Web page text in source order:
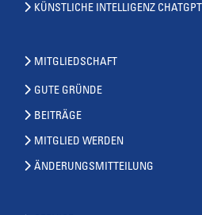
KÜNSTLICHE INTELLIGENZ CHATGPT
MITGLIEDSCHAFT
GUTE GRÜNDE
BEITRÄGE
MITGLIED WERDEN
ÄNDERUNGSMITTEILUNG